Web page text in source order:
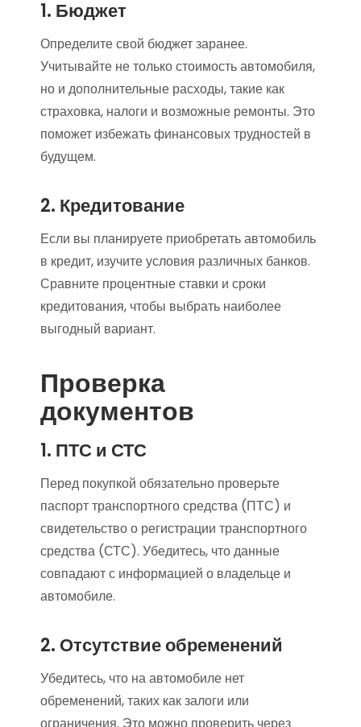
1. Бюджет
Определите свой бюджет заранее.
Учитывайте не только стоимость автомобиля,
но и дополнительные расходы, такие как
страховка, налоги и возможные ремонты. Это
поможет избежать финансовых трудностей в
будущем.
2. Кредитование
Если вы планируете приобретать автомобиль
в кредит, изучите условия различных банков.
Сравните процентные ставки и сроки
кредитования, чтобы выбрать наиболее
выгодный вариант.
Проверка
документов
1. ПТС и СТС
Перед покупкой обязательно проверьте
паспорт транспортного средства (ПТС) и
свидетельство о регистрации транспортного
средства (СТС). Убедитесь, что данные
совпадают с информацией о владельце и
автомобиле.
2. Отсутствие обременений
Убедитесь, что на автомобиле нет
обременений, таких как залоги или